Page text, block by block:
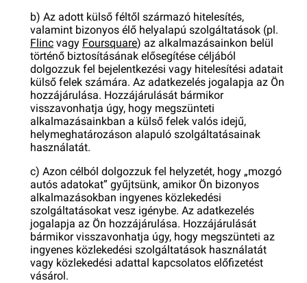
b) Az adott külső féltől származó hitelesítés,
valamint bizonyos élő helyalapú szolgáltatások (pl.
Flinc vagy Foursquare) az alkalmazásainkon belül
történő biztosításának elősegítése céljából
dolgozzuk fel bejelentkezési vagy hitelesítési adatait
külső felek számára. Az adatkezelés jogalapja az Ön
hozzájárulása. Hozzájárulását bármikor
visszavonhatja úgy, hogy megszünteti
alkalmazásainkban a külső felek valós idejű,
helymeghatározáson alapuló szolgáltatásainak
használatát.
c) Azon célból dolgozzuk fel helyzetét, hogy „mozgó
autós adatokat” gyűjtsünk, amikor Ön bizonyos
alkalmazásokban ingyenes közlekedési
szolgáltatásokat vesz igénybe. Az adatkezelés
jogalapja az Ön hozzájárulása. Hozzájárulását
bármikor visszavonhatja úgy, hogy megszünteti az
ingyenes közlekedési szolgáltatások használatát
vagy közlekedési adattal kapcsolatos előfizetést
vásárol.